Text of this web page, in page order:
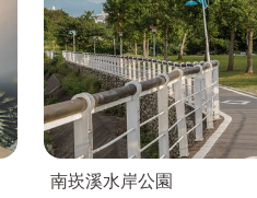
南崁溪水岸公園